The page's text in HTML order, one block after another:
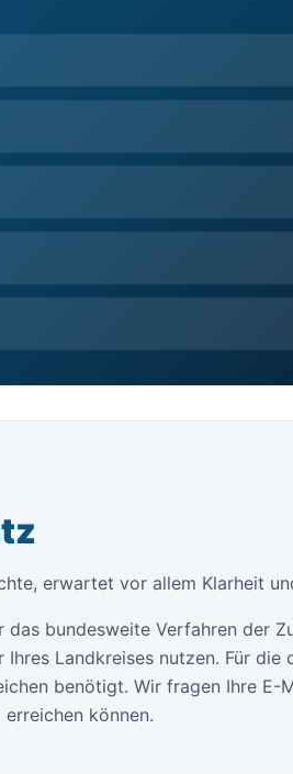
erwartet vor allem Klarheit
bundesweite Verfahren der
Landkreises nutzen. Für
benötigt. Wir fragen Ihre E-
können.